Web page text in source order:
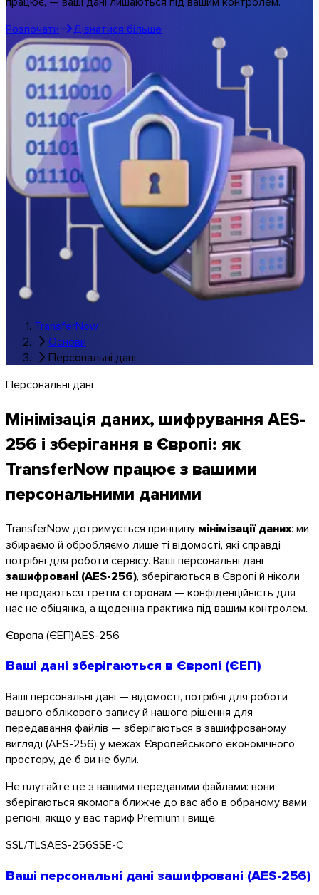
Музика та студії
Усі галузеві рішення
Передачі під вашим брендом
Windows
Розпочати
Дізнатися більше
TransferNow
Основи
Персональні дані
Персональні дані
Мінімізація даних, шифрування AES-
256 і зберігання в Європі: як
TransferNow працює з вашими
персональними даними
TransferNow дотримується принципу мінімізації даних: ми
збираємо й обробляємо лише ті відомості, які справді
потрібні для роботи сервісу. Ваші персональні дані
зашифровані (AES-256), зберігаються в Європі й ніколи
не продаються третім сторонам — конфіденційність для
нас не обіцянка, а щоденна практика під вашим контролем.
Європа (ЄЕП)AES-256
Ваші дані зберігаються в Європі (ЄЕП)
Ваші персональні дані — відомості, потрібні для роботи
вашого облікового запису й нашого рішення для
передавання файлів — зберігаються в зашифрованому
вигляді (AES-256) у межах Європейського економічного
простору, де б ви не були.
Не плутайте це з вашими переданими файлами: вони
зберігаються якомога ближче до вас або в обраному вами
регіоні, якщо у вас тариф Premium і вище.
SSL/TLSAES-256SSE-C
Ваші персональні дані зашифровані (AES-256)